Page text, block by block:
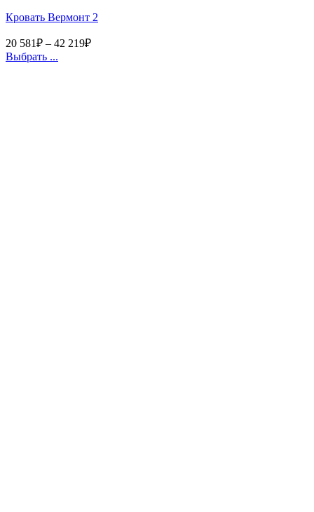
Кровать Вермонт 2
20 581₽ – 42 219₽
Выбрать ...